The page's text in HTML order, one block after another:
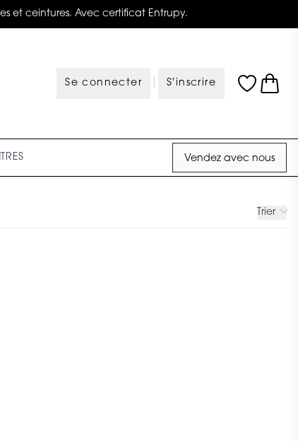
et ceintures. Avec certificat Entrupy.
Se connecter S'inscrire
Vendez avec nous
Trier